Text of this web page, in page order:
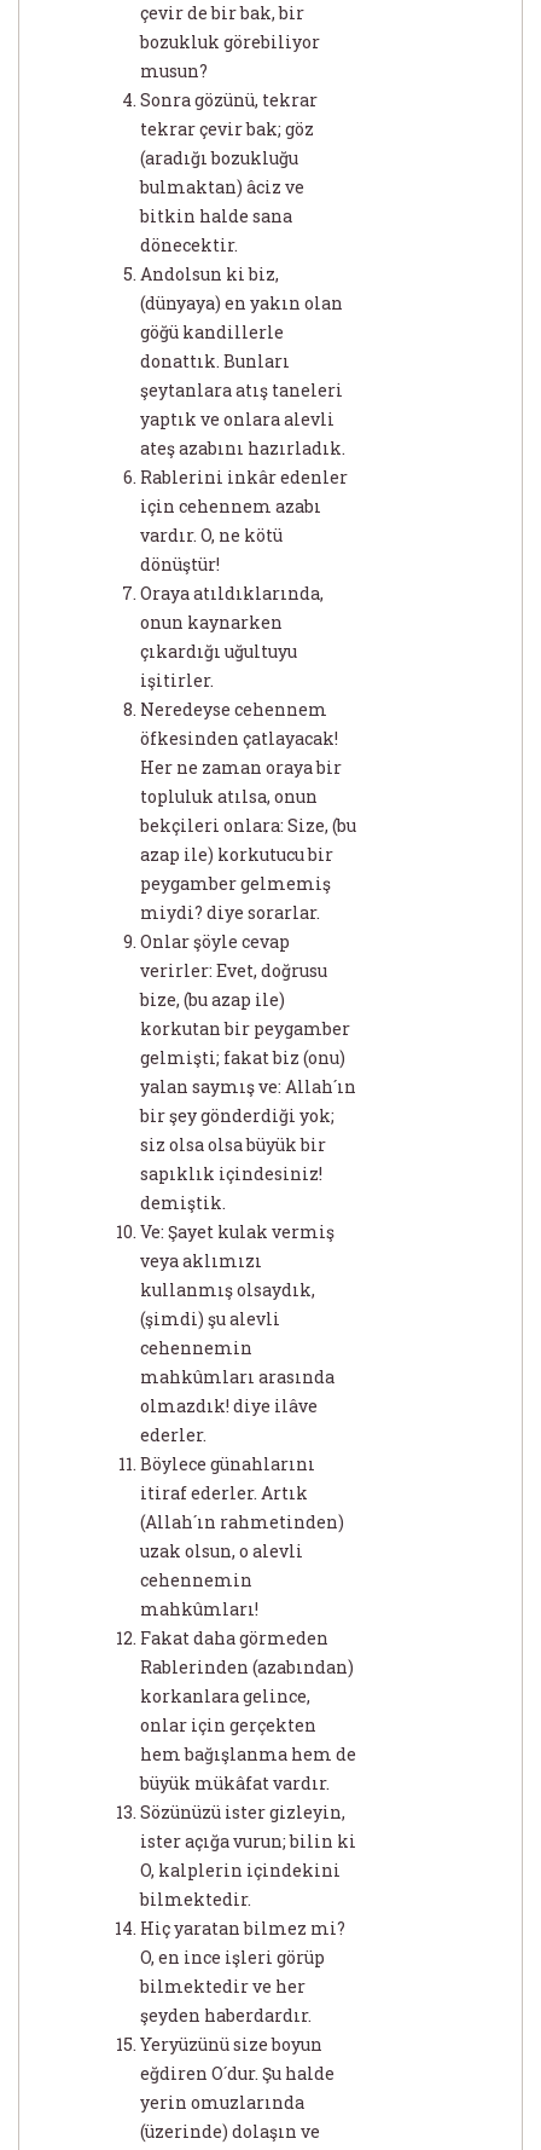
çevir de bir bak, bir
bozukluk görebiliyor
musun?
Sonra gözünü, tekrar
tekrar çevir bak; göz
(aradığı bozukluğu
bulmaktan) âciz ve
bitkin halde sana
dönecektir.
Andolsun ki biz,
(dünyaya) en yakın olan
göğü kandillerle
donattık. Bunları
şeytanlara atış taneleri
yaptık ve onlara alevli
ateş azabını hazırladık.
Rablerini inkâr edenler
için cehennem azabı
vardır. O, ne kötü
dönüştür!
Oraya atıldıklarında,
onun kaynarken
çıkardığı uğultuyu
işitirler.
Neredeyse cehennem
öfkesinden çatlayacak!
Her ne zaman oraya bir
topluluk atılsa, onun
bekçileri onlara: Size, (bu
azap ile) korkutucu bir
peygamber gelmemiş
miydi? diye sorarlar.
Onlar şöyle cevap
verirler: Evet, doğrusu
bize, (bu azap ile)
korkutan bir peygamber
gelmişti; fakat biz (onu)
yalan saymış ve: Allah´ın
bir şey gönderdiği yok;
siz olsa olsa büyük bir
sapıklık içindesiniz!
demiştik.
Ve: Şayet kulak vermiş
veya aklımızı
kullanmış olsaydık,
(şimdi) şu alevli
cehennemin
mahkûmları arasında
olmazdık! diye ilâve
ederler.
Böylece günahlarını
itiraf ederler. Artık
(Allah´ın rahmetinden)
uzak olsun, o alevli
cehennemin
mahkûmları!
Fakat daha görmeden
Rablerinden (azabından)
korkanlara gelince,
onlar için gerçekten
hem bağışlanma hem de
büyük mükâfat vardır.
Sözünüzü ister gizleyin,
ister açığa vurun; bilin ki
O, kalplerin içindekini
bilmektedir.
Hiç yaratan bilmez mi?
O, en ince işleri görüp
bilmektedir ve her
şeyden haberdardır.
Yeryüzünü size boyun
eğdiren O´dur. Şu halde
yerin omuzlarında
(üzerinde) dolaşın ve